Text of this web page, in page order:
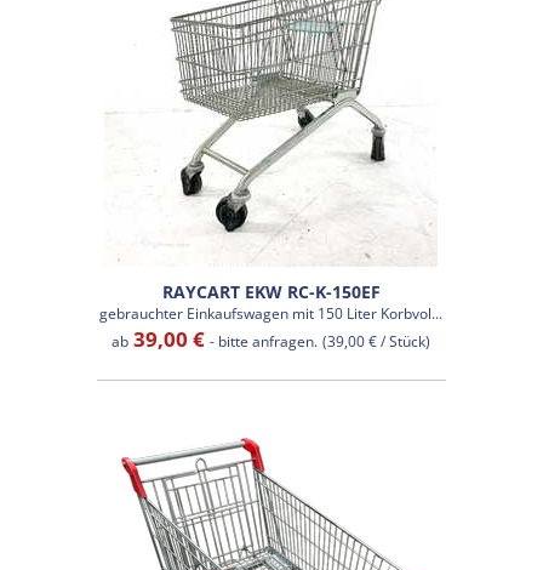
RAYCART EKW RC-K-150EF
gebrauchter Einkaufswagen mit 150 Liter Korbvol...
ab 39,00 €- bitte anfragen. (39,00 € / Stück)